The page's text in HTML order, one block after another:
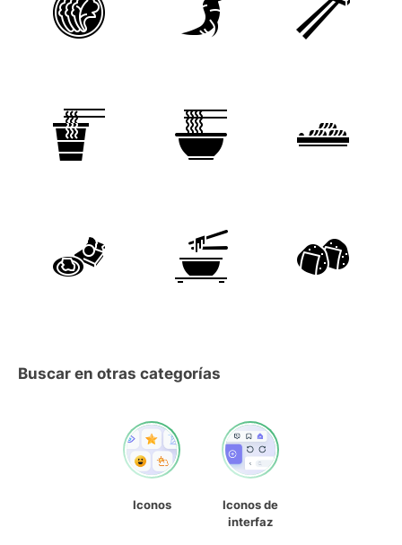
Buscar en otras categorías
Iconos
Iconos de
interfaz